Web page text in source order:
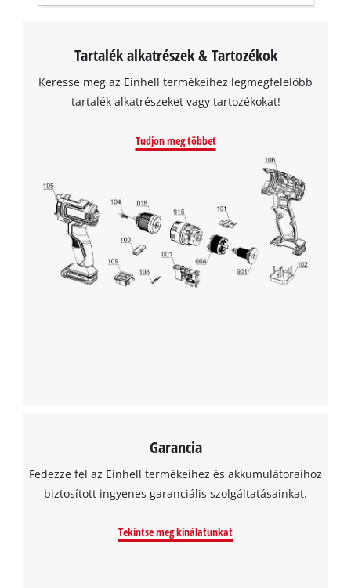
visitor. The website owner needs to setup
Management Platform
Tartalék alkatrészek & Tartozékok
Keresse meg az Einhell termékeihez legmegfelelőbb
tartalék alkatrészeket vagy tartozékokat!
Tudjon meg többet
Garancia
Fedezze fel az Einhell termékeihez és akkumulátoraihoz
biztosított ingyenes garanciális szolgáltatásainkat.
Tekintse meg kínálatunkat